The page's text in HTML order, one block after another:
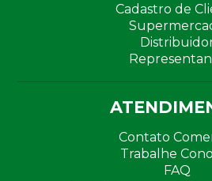
Cadastro de
Contato
Trabalhe
FAQ